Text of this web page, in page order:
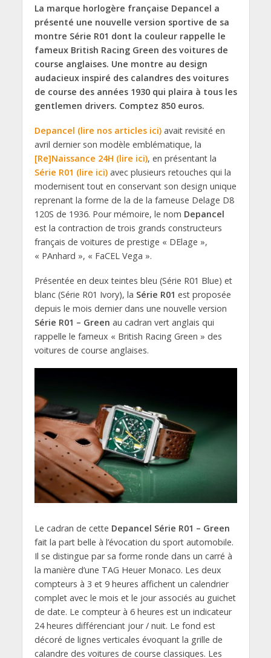
La marque horlogère française Depancel a
présenté une nouvelle version sportive de sa
montre Série R01 dont la couleur rappelle le
fameux British Racing Green des voitures de
course anglaises. Une montre au design
audacieux inspiré des calandres des voitures
de course des années 1930 qui plaira à tous les
gentlemen drivers. Comptez 850 euros.
Depancel (lire nos articles ici)avait revisité en
avril dernier son modèle emblématique, la
[Re]Naissance 24H (lire ici), en présentant la
Série R01 (lire ici)avec plusieurs retouches qui la
modernisent tout en conservant son design unique
reprenant la forme de la de la fameuse Delage D8
120S de 1936. Pour mémoire, le nom Depancel
est la contraction de trois grands constructeurs
français de voitures de prestige « DElage »,
« PAnhard », « FaCEL Vega ».
Présentée en deux teintes bleu (Série R01 Blue) et
blanc (Série R01 Ivory), la Série R01 est proposée
depuis le mois dernier dans une nouvelle version
Série R01 – Green au cadran vert anglais qui
rappelle le fameux « British Racing Green » des
voitures de course anglaises.
Le cadran de cette Depancel Série R01 – Green
fait la part belle à l’évocation du sport automobile.
Il se distingue par sa forme ronde dans un carré à
la manière d’une TAG Heuer Monaco. Les deux
compteurs à 3 et 9 heures affichent un calendrier
complet avec le mois et le jour associés au guichet
de date. Le compteur à 6 heures est un indicateur
24 heures différenciant jour / nuit. Le fond est
décoré de lignes verticales évoquant la grille de
calandre des voitures de course classiques. Les